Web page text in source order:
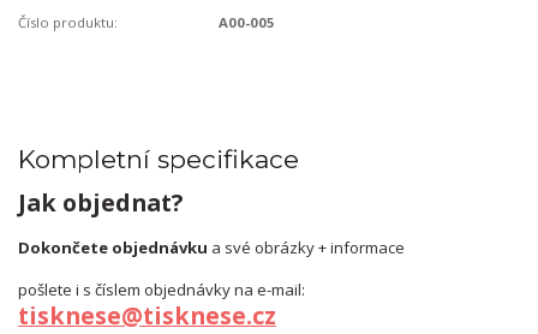
Číslo produktu: A00-005
Kompletní specifikace
Jak objednat?
Dokončete objednávku a své obrázky + informace
pošlete i s číslem objednávky na e-mail:
tisknese@tisknese.cz